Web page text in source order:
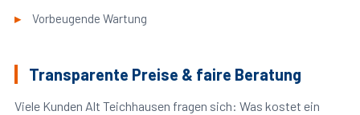
Vorbeugende Wartung
Transparente Preise & faire Beratung
Viele Kunden Alt Teichhausen fragen sich: Was kostet ein